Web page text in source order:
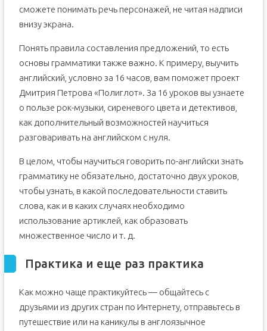
сможете понимать речь персонажей, не читая надписи
внизу экрана.
Понять правила составления предложений, то есть
основы грамматики также важно. К примеру, выучить
английский, условно за 16 часов, вам поможет проект
Дмитрия Петрова «Полиглот». За 16 уроков вы узнаете
о пользе рок-музыки, сиреневого цвета и детективов,
как дополнительный возможностей научиться
разговаривать на английском с нуля.
В целом, чтобы научиться говорить по-английски знать
грамматику не обязательно, достаточно двух уроков,
чтобы узнать, в какой последовательности ставить
слова, как и в каких случаях необходимо
использование артиклей, как образовать
множественное число и т. д.
Практика и еще раз практика
Как можно чаще практикуйтесь — общайтесь с
друзьями из других стран по Интернету, отправьтесь в
путешествие или на каникулы в англоязычное